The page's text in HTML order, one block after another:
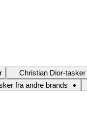
Christian Dior-tasker
fra andre brands